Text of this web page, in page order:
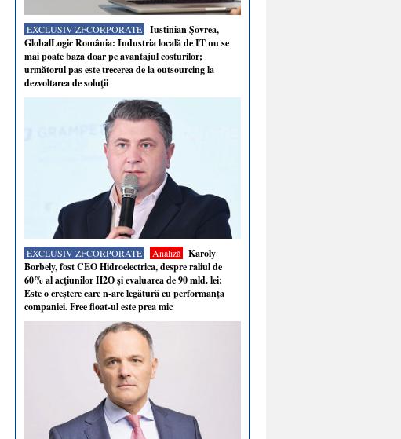
EXCLUSIV ZFCORPORATE
Iustinian Şovrea,
GlobalLogic România: Industria locală de IT nu se
mai poate baza doar pe avantajul costurilor;
următorul pas este trecerea de la outsourcing la
dezvoltarea de soluţii
EXCLUSIV ZFCORPORATE Analiză
Karoly
Borbely, fost CEO Hidroelectrica, despre raliul de
60% al acţiunilor H2O şi evaluarea de 90 mld. lei:
Este o creştere care n-are legătură cu performanţa
companiei. Free float-ul este prea mic